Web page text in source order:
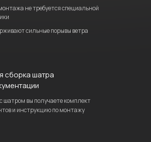
не требуется специальной
сильные порывы ветра
сборка шатра
шатром вы получаете комплект
и инструкцию по монтажу